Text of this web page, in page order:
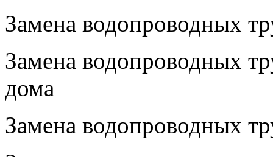
Замена водопроводных
Замена водопроводных
дома
Замена водопроводных